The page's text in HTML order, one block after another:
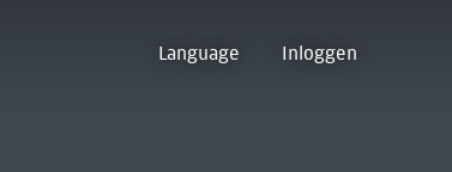
Language Inloggen